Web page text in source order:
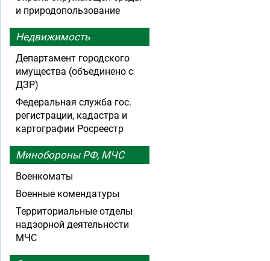
и природопользование
Недвижимость
Департамент городского
имущества (объединено с
ДЗР)
Федеральная служба гос.
регистрации, кадастра и
картографии Росреестр
Минобороны РФ, МЧС
Военкоматы
Военные комендатуры
Территориальные отделы
надзорной деятельности
МЧС